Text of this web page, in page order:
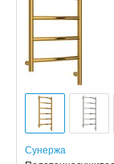
Сунержа